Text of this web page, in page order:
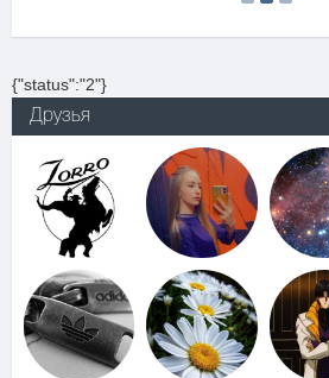
{"status":"2"}
Друзья